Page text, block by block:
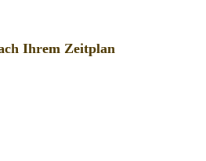
Ihrem Zeitplan